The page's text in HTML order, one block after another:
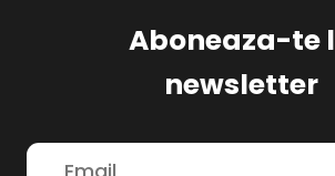
Aboneaza-te
newsletter